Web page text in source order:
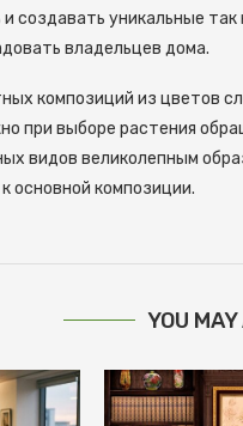
создавать уникальные
владельцев дома.
композиций из цветов
при выборе растения
видов великолепным
основной композиции.
YOU